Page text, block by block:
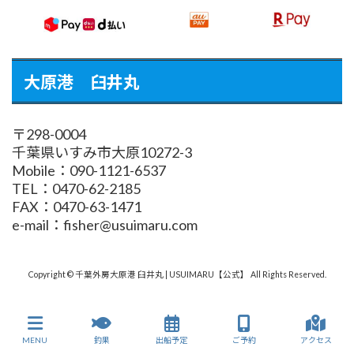
大原港 臼井丸
〒298-0004
千葉県いすみ市大原10272-3
Mobile：090-1121-6537
TEL：0470-62-2185
FAX：0470-63-1471
e-mail：fisher@usuimaru.com
Copyright © 千葉外房大原港 臼井丸 | USUIMARU【公式】 All Rights Reserved.
MENU 釣果 出船予定 ご予約 アクセス